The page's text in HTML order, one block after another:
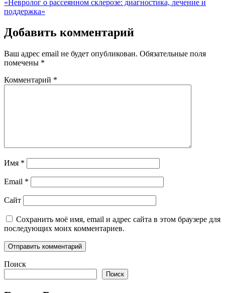
записям
«Невролог о рассеянном склерозе: диагностика, лечение и
поддержка»
Добавить комментарий
Ваш адрес email не будет опубликован. Обязательные поля
помечены *
Комментарий *
Имя *
Email *
Сайт
Сохранить моё имя, email и адрес сайта в этом браузере для
последующих моих комментариев.
Поиск
Поиск